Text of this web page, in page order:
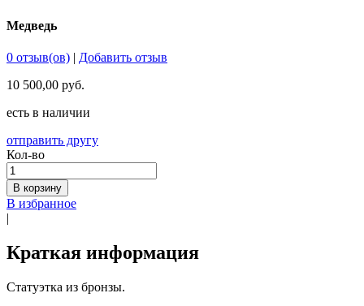
Медведь
0 отзыв(ов) | Добавить отзыв
10 500,00 руб.
есть в наличии
отправить другу
Кол-во
В корзину
В избранное
|
Краткая информация
Статуэтка из бронзы.